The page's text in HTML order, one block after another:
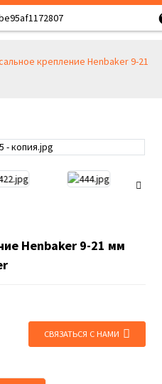
крепление Henbaker 9-21
Henbaker 9-21 мм
СВЯЗАТЬСЯ С НАМИ